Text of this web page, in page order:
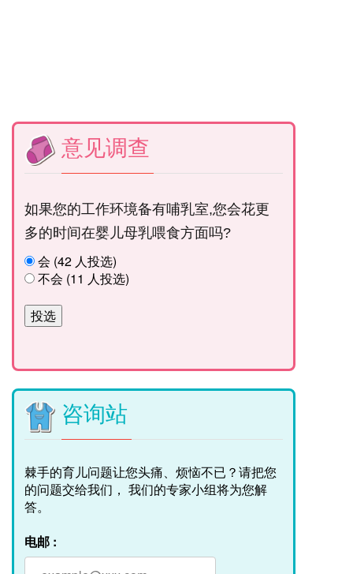
意见调查
如果您的工作环境备有哺乳室,您会花更
多的时间在婴儿母乳喂食方面吗?
会 (42 人投选)
不会 (11 人投选)
咨询站
棘手的育儿问题让您头痛、烦恼不已？请把您
的问题交给我们， 我们的专家小组将为您解
答。
电邮 :